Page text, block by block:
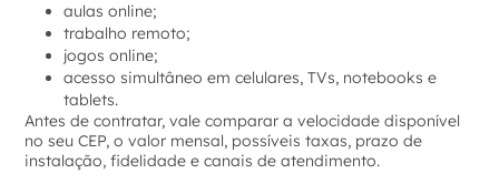
aulas online;
trabalho remoto;
jogos online;
acesso simultâneo em celulares, TVs, notebooks e
tablets.
Antes de contratar, vale comparar a velocidade disponível
no seu CEP, o valor mensal, possíveis taxas, prazo de
instalação, fidelidade e canais de atendimento.